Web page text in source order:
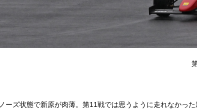
ーズ状態で新原が肉薄。第11戦では思うように走れなか